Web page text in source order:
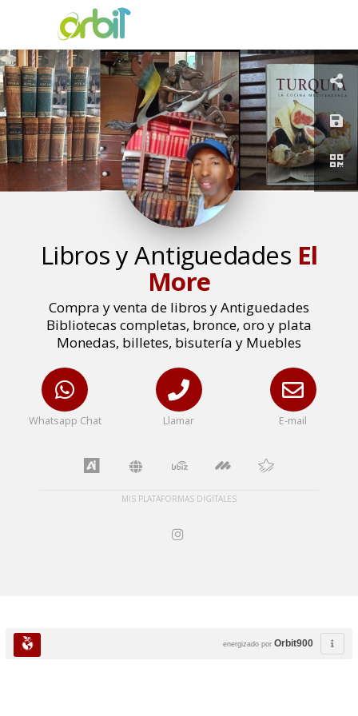
Libros y Antiguedades El
More
Compra y venta de libros y Antiguedades
Bibliotecas completas, bronce, oro y plata
Monedas, billetes, bisutería y Muebles
Whatsapp Chat Llamar E-mail
MIS PLATAFORMAS DIGITALES
energizado por Orbit900